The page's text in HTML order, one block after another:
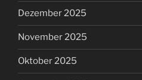
Dezember 2025
November 2025
Oktober 2025